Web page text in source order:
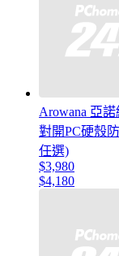
Arowana 亞
對開PC硬殼
任選)
$3,980
$4,180